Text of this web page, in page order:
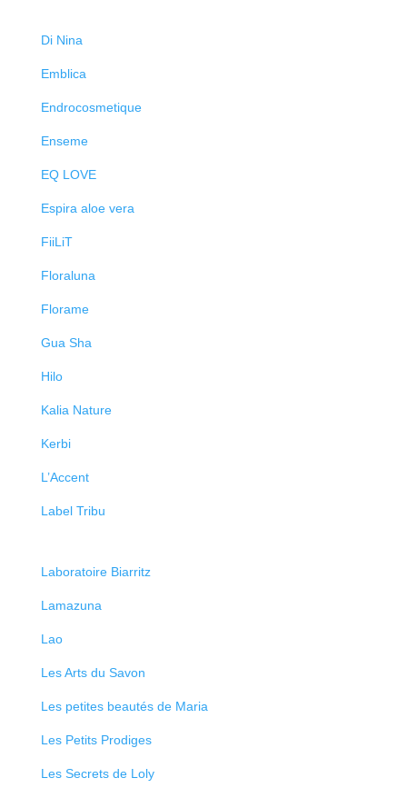
Di Nina
Emblica
Endrocosmetique
Enseme
EQ LOVE
Espira aloe vera
FiiLiT
Floraluna
Florame
Gua Sha
Hilo
Kalia Nature
Kerbi
L’Accent
Label Tribu
Laboratoire Biarritz
Lamazuna
Lao
Les Arts du Savon
Les petites beautés de Maria
Les Petits Prodiges
Les Secrets de Loly